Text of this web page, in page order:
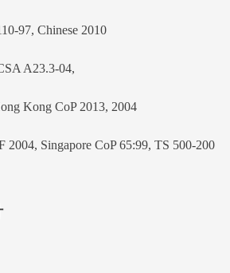
97, Chinese 2010
A23.3-04,
Kong CoP 2013, 2004
2004, Singapore CoP 65:99, TS 500-200